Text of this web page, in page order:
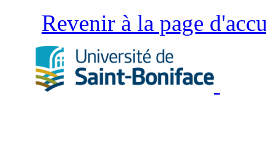
Revenir à la page